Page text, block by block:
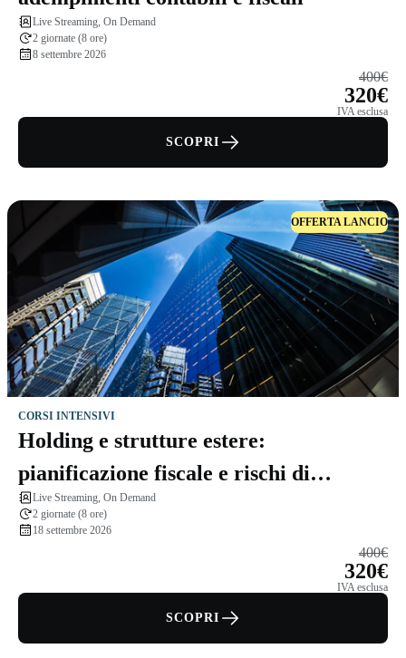
Live Streaming, On Demand
2 giornate (8 ore)
8 settembre 2026
400€
320€
IVA esclusa
SCOPRI
OFFERTA LANCIO
CORSI INTENSIVI
Holding e strutture estere:
pianificazione fiscale e rischi di
esterovestizione
Live Streaming, On Demand
2 giornate (8 ore)
18 settembre 2026
400€
320€
IVA esclusa
SCOPRI